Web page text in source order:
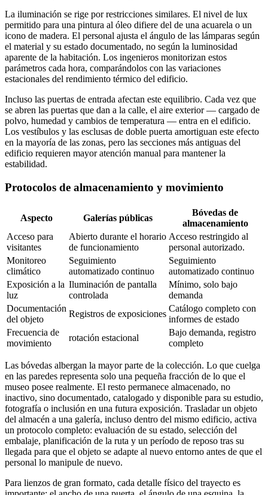
La iluminación se rige por restricciones similares. El nivel de lux
permitido para una pintura al óleo difiere del de una acuarela o un
icono de madera. El personal ajusta el ángulo de las lámparas según
el material y su estado documentado, no según la luminosidad
aparente de la habitación. Los ingenieros monitorizan estos
parámetros cada hora, comparándolos con las variaciones
estacionales del rendimiento térmico del edificio.
Incluso las puertas de entrada afectan este equilibrio. Cada vez que
se abren las puertas que dan a la calle, el aire exterior — cargado de
polvo, humedad y cambios de temperatura — entra en el edificio.
Los vestíbulos y las esclusas de doble puerta amortiguan este efecto
en la mayoría de las zonas, pero las secciones más antiguas del
edificio requieren mayor atención manual para mantener la
estabilidad.
Protocolos de almacenamiento y movimiento
Aspecto Galerías públicas
Bóvedas de
almacenamiento
Acceso para
visitantes
Abierto durante el horario
de funcionamiento
Acceso restringido al
personal autorizado.
Monitoreo
climático
Seguimiento
automatizado continuo
Seguimiento
automatizado continuo
Exposición a la
luz
Iluminación de pantalla
controlada
Mínimo, solo bajo
demanda
Documentación
del objeto
Registros de exposiciones
Catálogo completo con
informes de estado
Frecuencia de
movimiento
rotación estacional
Bajo demanda, registro
completo
Las bóvedas albergan la mayor parte de la colección. Lo que cuelga
en las paredes representa solo una pequeña fracción de lo que el
museo posee realmente. El resto permanece almacenado, no
inactivo, sino documentado, catalogado y disponible para su estudio,
fotografía o inclusión en una futura exposición. Trasladar un objeto
del almacén a una galería, incluso dentro del mismo edificio, activa
un protocolo completo: evaluación de su estado, selección del
embalaje, planificación de la ruta y un período de reposo tras su
llegada para que el objeto se adapte al nuevo entorno antes de que el
personal lo manipule de nuevo.
Para lienzos de gran formato, cada detalle físico del trayecto es